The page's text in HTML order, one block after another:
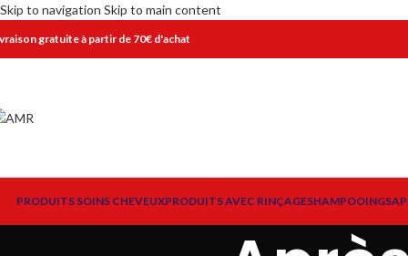
Skip to navigation Skip to main content
gratuite à partir de 70€ d'achat
PRODUITS SOINS CHEVEUXPRODUITS AVEC RINÇAGESHAMPOOINGS